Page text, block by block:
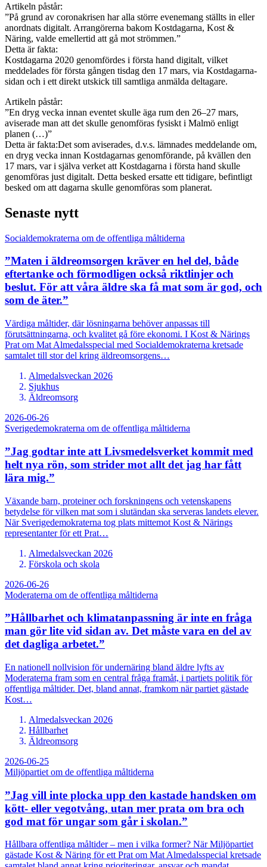
Artikeln påstår:
”På grund av coronakrisen har alla större evenemang ställts in eller
anordnats digitalt. Arrangörerna bakom Kostdagarna, Kost &
Näring, valde emellertid att gå mot strömmen.”
Detta är fakta:
Kostdagarna 2020 genomfördes i första hand digitalt, vilket
meddelades för första gången tisdag den 17 mars, via Kostdagarna-
sidan och i ett direkt utskick till samtliga anmälda deltagare.
Artikeln påstår:
”En dryg vecka innan eventet skulle äga rum den 26–27 mars,
aviserade man att det skulle genomföras fysiskt i Malmö enligt
planen (…)”
Detta är fakta:Det som aviserades, d.v.s. lämnades meddelande om,
en dryg vecka innan Kostdagarnas genomförande, på kvällen den
17 mars, var i själva verket att Kostdagarna i första hand skulle
genomföras just digitalt. Detta besked ersatte ett tidigare, befintligt
besked om att dagarna skulle genomföras som planerat.
Senaste nytt
Socialdemokraterna om de offentliga måltiderna
”Maten i äldreomsorgen kräver en hel del, både
eftertanke och förmodligen också riktlinjer och
beslut. För att våra äldre ska få mat som är god, och
som de äter.”
Värdiga måltider, där lösningarna behöver anpassas till
förutsättningarna, och kvalitet gå före ekonomi. I Kost & Närings
Prat om Mat Almedalsspecial med Socialdemokraterna kretsade
samtalet till stor del kring äldreomsorgens…
Almedalsveckan 2026
Sjukhus
Äldreomsorg
2026-06-26
Sverigedemokraterna om de offentliga måltiderna
”Jag godtar inte att Livsmedelsverket kommit med
helt nya rön, som strider mot allt det jag har fått
lära mig.”
Växande barn, proteiner och forskningens och vetenskapens
betydelse för vilken mat som i slutändan ska serveras landets elever.
När Sverigedemokraterna tog plats mittemot Kost & Närings
representanter för ett Prat…
Almedalsveckan 2026
Förskola och skola
2026-06-26
Moderaterna om de offentliga måltiderna
”Hållbarhet och klimatanpassning är inte en fråga
man gör lite vid sidan av. Det måste vara en del av
det dagliga arbetet.”
En nationell nollvision för undernäring bland äldre lyfts av
Moderaterna fram som en central fråga framåt, i partiets politik för
offentliga måltider. Det, bland annat, framkom när partiet gästade
Kost…
Almedalsveckan 2026
Hållbarhet
Äldreomsorg
2026-06-25
Miljöpartiet om de offentliga måltiderna
”Jag vill inte plocka upp den kastade handsken om
kött- eller vegotvång, utan mer prata om bra och
god mat för ungar som går i skolan.”
Hållbara offentliga måltider – men i vilka former? När Miljöpartiet
gästade Kost & Näring för ett Prat om Mat Almedalsspecial kretsade